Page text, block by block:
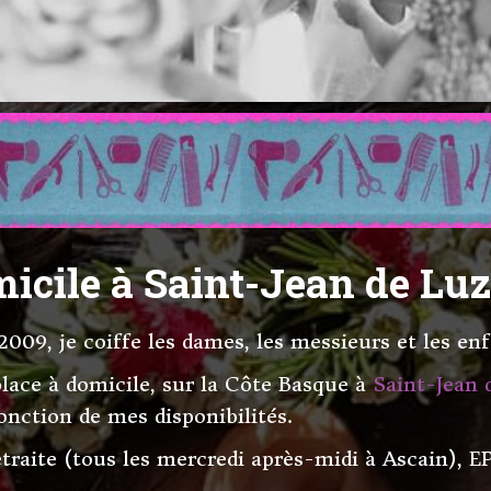
à Saint-Jean de Luz
je coiffe les dames, les messieurs et les
à domicile, sur la Côte Basque àSaint-Jean
de mes disponibilités.
(tous les mercredi après-midi à Ascain),